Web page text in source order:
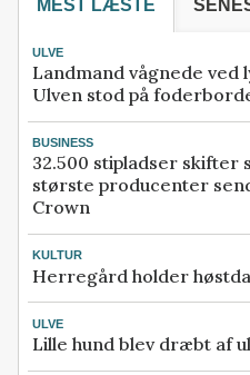
MEST LÆSTE
ULVE
Landmand vågnede ved
Ulven stod på
BUSINESS
32.500 stipladser skifter
største producenter
Crown
KULTUR
Herregård holder
ULVE
Lille hund blev dræbt af